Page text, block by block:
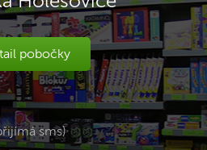
pobočky
sms)